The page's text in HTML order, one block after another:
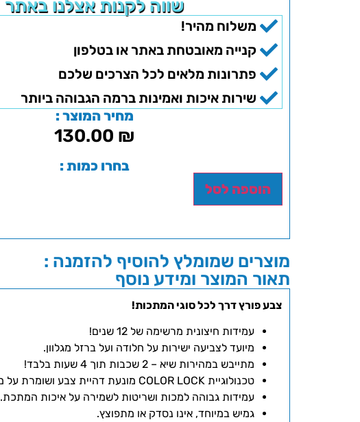
שווה לקנות אצלנו באתר
משלוח מהיר!
קנייה מאובטחת באתר או בטלפון
פתרונות מלאים לכל הצרכים שלכם
שירות איכות ואמינות ברמה הגבוהה ביותר
מחיר המוצר :
130.00 ₪
בחרו כמות :
הוספה לסל
מוצרים שמומלץ להוסיף להזמנה :
תאור המוצר ומידע נוסף
צבע פורץ דרך לכל סוגי המתכות!
עמידות חיצונית מרשימה של 12 שנים!
מיועד לצביעה ישירות על חלודה ועל ברזל מגלוון.
מתייבש במהירות שיא – 2 שכבות תוך 4 שעות בלבד!
טכנולוגיית COLOR LOCK מונעת דהיית צבע ושומרת על מראה חדש לאורך זמן.
עמידות גבוהה למכות ושריטות לשמירה על איכות המתכת.
גמיש במיוחד, אינו נסדק או מתפוצץ.